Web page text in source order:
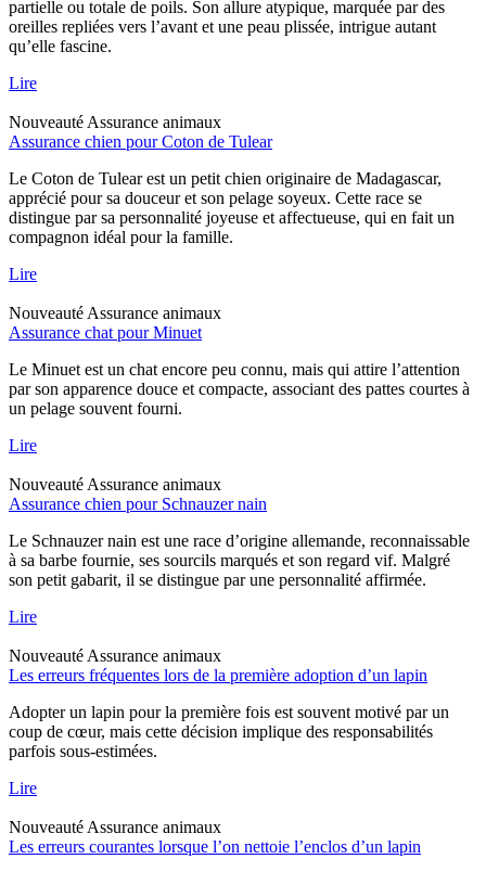
partielle ou totale de poils. Son allure atypique, marquée par des
oreilles repliées vers l’avant et une peau plissée, intrigue autant
qu’elle fascine.
Lire
Nouveauté Assurance animaux
Assurance chien pour Coton de Tulear
Le Coton de Tulear est un petit chien originaire de Madagascar,
apprécié pour sa douceur et son pelage soyeux. Cette race se
distingue par sa personnalité joyeuse et affectueuse, qui en fait un
compagnon idéal pour la famille.
Lire
Nouveauté Assurance animaux
Assurance chat pour Minuet
Le Minuet est un chat encore peu connu, mais qui attire l’attention
par son apparence douce et compacte, associant des pattes courtes à
un pelage souvent fourni.
Lire
Nouveauté Assurance animaux
Assurance chien pour Schnauzer nain
Le Schnauzer nain est une race d’origine allemande, reconnaissable
à sa barbe fournie, ses sourcils marqués et son regard vif. Malgré
son petit gabarit, il se distingue par une personnalité affirmée.
Lire
Nouveauté Assurance animaux
Les erreurs fréquentes lors de la première adoption d’un lapin
Adopter un lapin pour la première fois est souvent motivé par un
coup de cœur, mais cette décision implique des responsabilités
parfois sous-estimées.
Lire
Nouveauté Assurance animaux
Les erreurs courantes lorsque l’on nettoie l’enclos d’un lapin